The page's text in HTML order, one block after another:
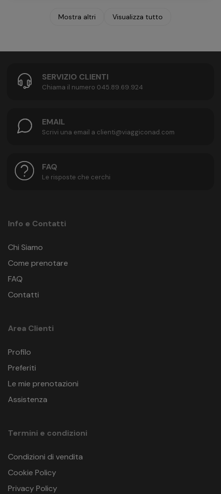
Mostra altri Visualizza tutto
SERVIZIO CLIENTI
Chiama il numero 045.89.69.924
EMAIL
Scrivi una email a clienti@viaggiconad.com
FAQ
Le risposte che cerchi
Info e Contatti
Chi Siamo
Come prenotare
FAQ
Contatti
Area Clienti
Profilo
Preferiti
Le mie prenotazioni
Assistenza
Termini e condizioni
Condizioni di vendita
Cookie Policy
Privacy Policy